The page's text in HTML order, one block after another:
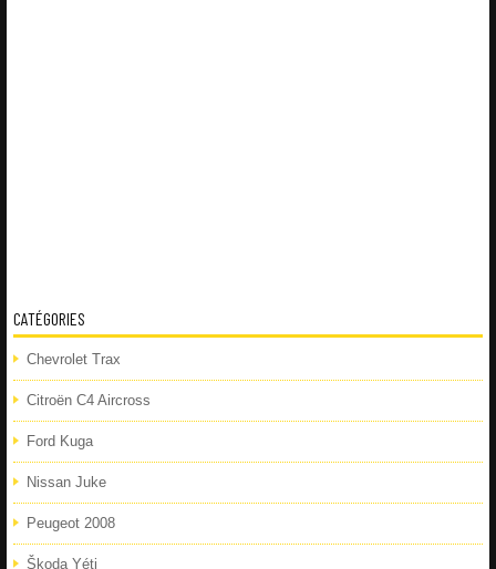
CATÉGORIES
Chevrolet Trax
Citroën C4 Aircross
Ford Kuga
Nissan Juke
Peugeot 2008
Škoda Yéti